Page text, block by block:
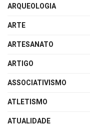
ARQUEOLOGIA
ARTE
ARTESANATO
ARTIGO
ASSOCIATIVISMO
ATLETISMO
ATUALIDADE